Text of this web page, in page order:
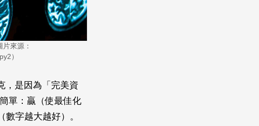
來源：
）
，是因為「完美資
單：贏（使最佳化
字越大越好）。